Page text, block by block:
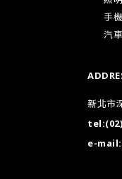
手
汽
新北市
tel:
e-mail: